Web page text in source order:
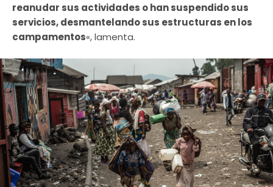
reanudar sus actividades o han suspendido sus
servicios, desmantelando sus estructuras en los
campamentos«, lamenta.